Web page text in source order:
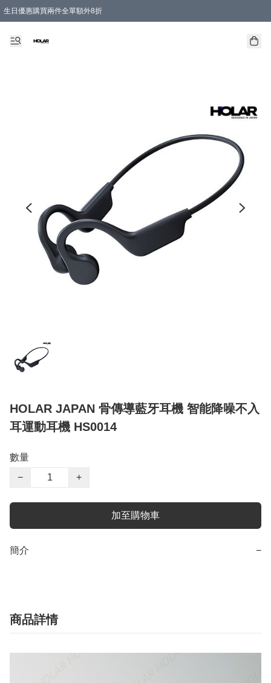
生日優惠購買兩件全單額外8折
HOLAR JAPAN 骨傳導藍牙耳機 智能降噪不入
耳運動耳機 HS0014
數量
−
+
加至購物車
簡介 −
商品詳情